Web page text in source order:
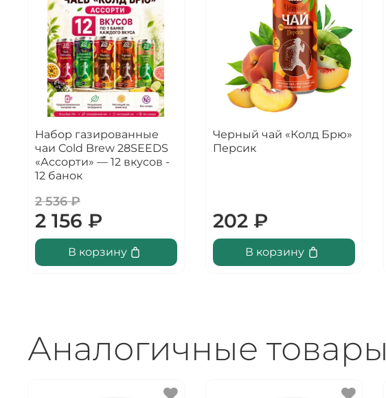
Набор газированные
чаи Cold Brew 28SEEDS
«Ассорти» — 12 вкусов -
12 банок
2 536 ₽
2 156 ₽
В корзину
Черный чай «Колд Брю»
Персик
202 ₽
В корзину
Аналогичные товары